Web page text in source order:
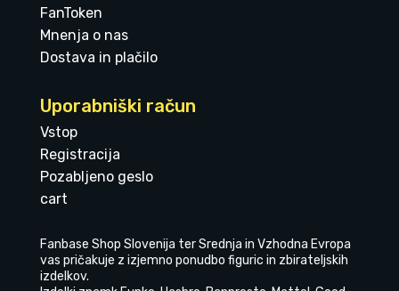
FanToken
Mnenja o nas
Dostava in plačilo
Uporabniški račun
Vstop
Registracija
Pozabljeno geslo
cart
Fanbase Shop Slovenija ter Srednja in Vzhodna Evropa
vas pričakuje z izjemno ponudbo figuric in zbirateljskih
izdelkov.